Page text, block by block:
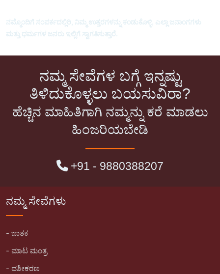
ನಮ್ಮೊಂದಿಗೆ ಸಂಪರ್ಕದಲ್ಲಿರಿ, ನಿಮ್ಮ ಉತ್ತರಗಳನ್ನು ಕಂಡುಕೊಳ್ಳಿ. ಎಲ್ಲಾ ಜನಾಂಗಗಳು
ಮತ್ತು ಧರ್ಮಗಳ ಜನರು ಇಲ್ಲಿಗೆ ಸ್ವಾಗತಿಸುತ್ತಾರೆ.
ನಮ್ಮ ಸೇವೆಗಳ ಬಗ್ಗೆ ಇನ್ನಷ್ಟು
ತಿಳಿದುಕೊಳ್ಳಲು ಬಯಸುವಿರಾ?
ಹೆಚ್ಚಿನ ಮಾಹಿತಿಗಾಗಿ ನಮ್ಮನ್ನು ಕರೆ ಮಾಡಲು
ಹಿಂಜರಿಯಬೇಡಿ
+91 - 9880388207
ನಮ್ಮ ಸೇವೆಗಳು
- ಜಾತಕ
- ಮಾಟ ಮಂತ್ರ
- ವಶೀಕರಣ